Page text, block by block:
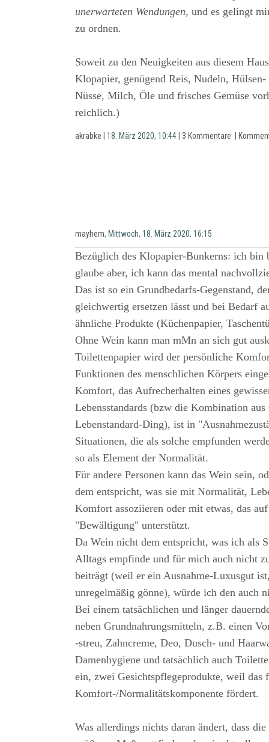
unerwarteten Wendungen, und es gelingt
zu ordnen.
Soweit zu den Neuigkeiten aus diesem
Klopapier, genügend Reis, Nudeln,
Nüsse, Milch, Öle und frisches Gemüse
reichlich.)
akrabke | 18. März 2020, 10:44 | 3 Kommentare
mayhem, Mittwoch, 18. März 2020, 16:15
Bezüglich des Klopapier-Bunkerns: ich bin
glaube aber, ich kann das mental
Das ist so ein Grundbedarfs-Gegenstand,
gleichwertig ersetzen lässt und bei Bedarf
ähnliche Produkte (Küchenpapier,
Ohne Wein kann man mMn an sich gut
Toilettenpapier wird der persönliche
Funktionen des menschlichen Körpers
Komfort, das Aufrecherhalten eines
Lebensstandards (bzw die Kombination
Lebenstandard-Ding), ist in
Situationen, die als solche empfunden
so als Element der Normalität.
Für andere Personen kann das Wein sein,
dem entspricht, was sie mit Normalität,
Komfort assoziieren oder mit etwas, das
"Bewältigung" unterstützt.
Da Wein nicht dem entspricht, was ich als
Alltags empfinde und für mich auch nicht
beiträgt (weil er ein Ausnahme-Luxusgut
unregelmäßig gönne), würde ich den auch
Bei einem tatsächlichen und länger
neben Grundnahrungsmitteln, z.B. einen
-streu, Zahncreme, Deo, Dusch- und
Damenhygiene und tatsächlich auch
ein, zwei Gesichtspflegeprodukte, weil das
Komfort-/Normalitätskomponente fördert.
Was allerdings nichts daran ändert, dass